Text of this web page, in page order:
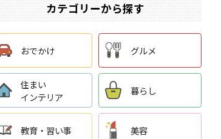
カテゴリーから探す
おでかけ グルメ
住まい
インテリア
暮らし
教育・習い事 美容